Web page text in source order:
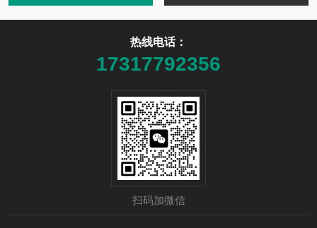
热线电话：
17317792356
扫码加微信